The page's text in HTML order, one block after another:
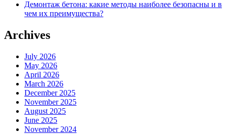
Демонтаж бетона: какие методы наиболее безопасны и в
чем их преимущества?
Archives
July 2026
May 2026
April 2026
March 2026
December 2025
November 2025
August 2025
June 2025
November 2024